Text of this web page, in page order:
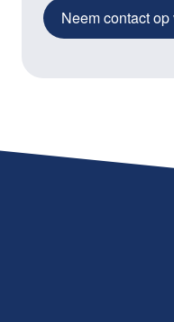
Neem contact